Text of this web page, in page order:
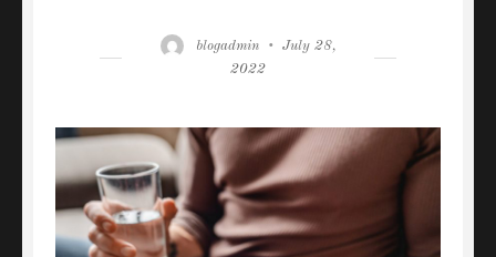
Author
blogadmin
Posted
July 28,
2022